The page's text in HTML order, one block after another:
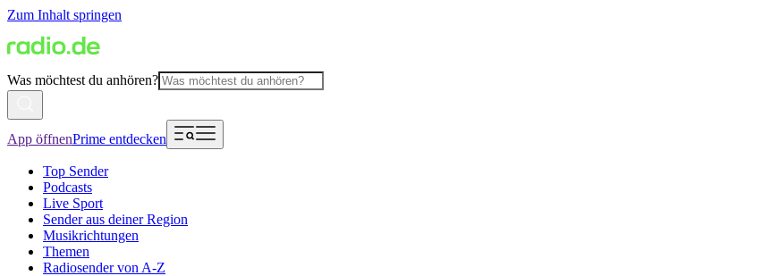
Zum Inhalt springen
Was möchtest du anhören?
App öffnenPrime entdecken
Top Sender
Podcasts
Live Sport
Sender aus deiner Region
Musikrichtungen
Themen
Radiosender von A-Z